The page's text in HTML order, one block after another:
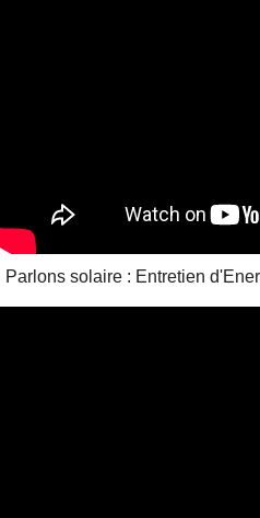
Parlons solaire : Entretien